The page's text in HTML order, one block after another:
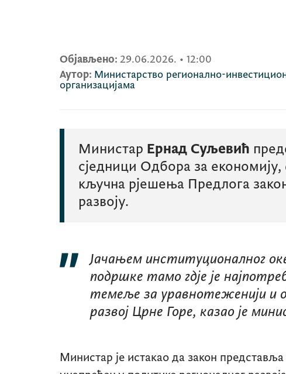
Објављено: 29.06.2026. • 12:00
Аутор: Министарство регионално-
организацијама
Министар Ернад Суљевић
сједници Одбора за
кључна рјешења Предлога
развоју.
Јачањем институционалног
подршке тамо гдје је
темеље за уравнотеженији и
развој Црне Горе, казао је
Министар је истакао да закон